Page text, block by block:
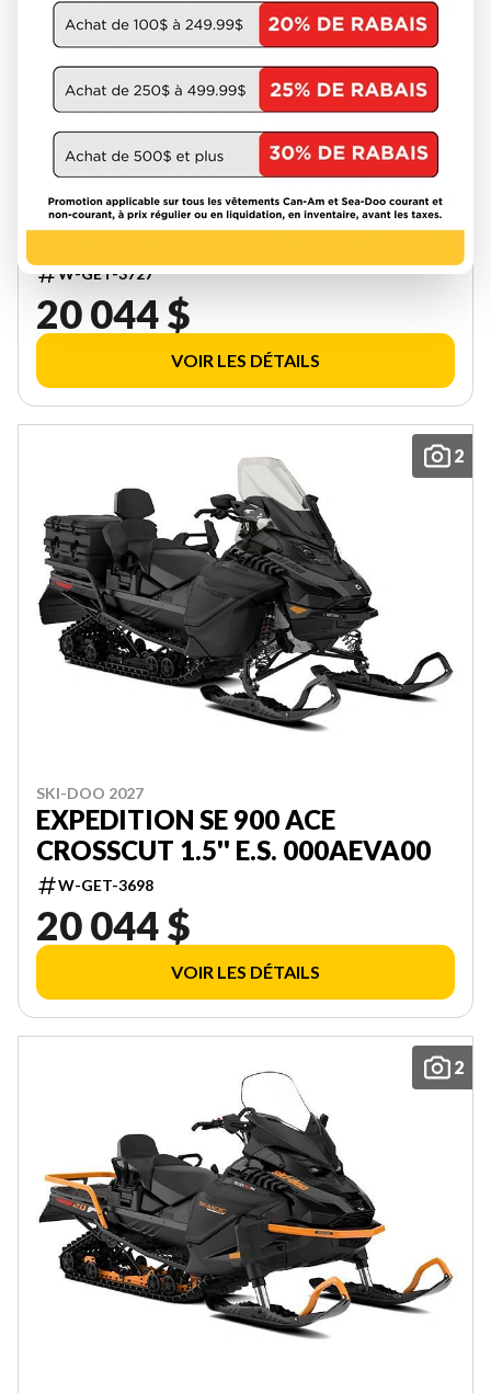
SKI-DOO 2027
SKANDIC LE 24'' 600RR E-TEC
SILENT COBRA 1.5'' E.S.
000ALVC00
W-GET-3727
20 044 $
VOIR LES DÉTAILS
2
SKI-DOO 2027
EXPEDITION SE 900 ACE
CROSSCUT 1.5'' E.S. 000AEVA00
W-GET-3698
20 044 $
VOIR LES DÉTAILS
2